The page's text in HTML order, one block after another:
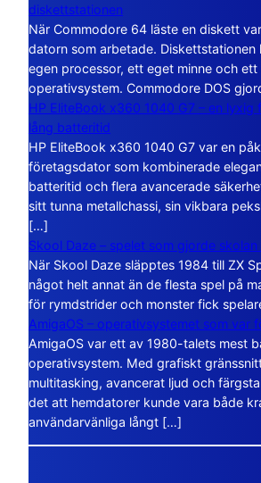
diskettstationen
När Commodore 64 läste en diskett
datorn som arbetade. Diskettstationen
egen processor, ett eget minne och ett
operativsystem. Commodore DOS
HP EliteBook x360 1040 G7 – en lyxig
lång batteritid
HP EliteBook x360 1040 G7 var en
företagsdator som kombinerade
batteritid och flera avancerade
sitt tunna metallchassi, sin vikbara
[…]
Skool Daze – spelet som gjorde
När Skool Daze släpptes 1984 till ZX
något helt annat än de flesta spel på
för rymdstrider och monster fick
AmigaOS – operativsystemet som var
AmigaOS var ett av 1980-talets mest
operativsystem. Med grafiskt
multitasking, avancerat ljud och
det att hemdatorer kunde vara både
användarvänliga långt […]